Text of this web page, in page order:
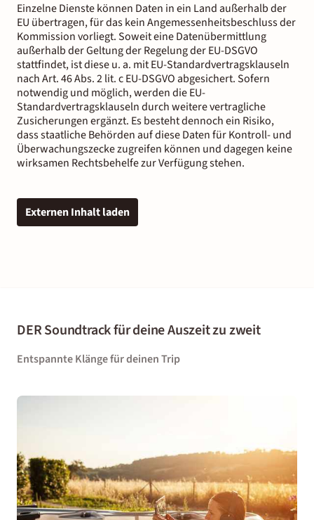
Einzelne Dienste können Daten in ein Land außerhalb der
EU übertragen, für das kein Angemessenheitsbeschluss der
Kommission vorliegt. Soweit eine Datenübermittlung
außerhalb der Geltung der Regelung der EU-DSGVO
stattfindet, ist diese u. a. mit EU-Standardvertragsklauseln
nach Art. 46 Abs. 2 lit. c EU-DSGVO abgesichert. Sofern
notwendig und möglich, werden die EU-
Standardvertragsklauseln durch weitere vertragliche
Zusicherungen ergänzt. Es besteht dennoch ein Risiko,
dass staatliche Behörden auf diese Daten für Kontroll- und
Überwachungszecke zugreifen können und dagegen keine
wirksamen Rechtsbehelfe zur Verfügung stehen.
Externen Inhalt laden
DER Soundtrack für deine Auszeit zu zweit
Entspannte Klänge für deinen Trip